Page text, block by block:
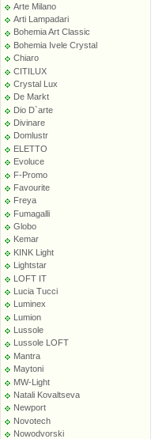
Arte Milano
Arti Lampadari
Bohemia Art Classic
Bohemia Ivele Crystal
Chiaro
CITILUX
Crystal Lux
De Markt
Dio D`arte
Divinare
Domlustr
ELETTO
Evoluce
F-Promo
Favourite
Freya
Fumagalli
Globo
Kemar
KINK Light
Lightstar
LOFT IT
Lucia Tucci
Luminex
Lumion
Lussole
Lussole LOFT
Mantra
Maytoni
MW-Light
Natali Kovaltseva
Newport
Novotech
Nowodvorski